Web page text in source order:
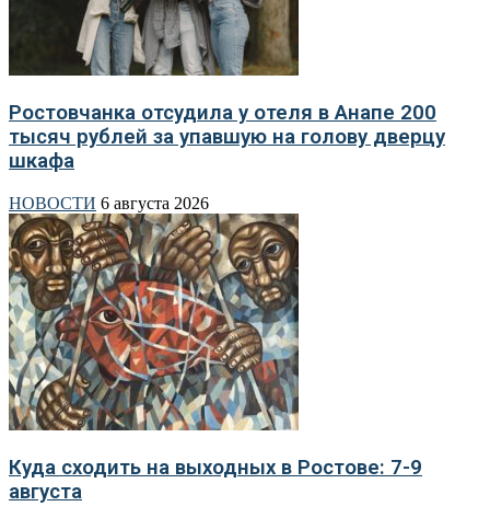
Ростовчанка отсудила у отеля в Анапе 200
тысяч рублей за упавшую на голову дверцу
шкафа
НОВОСТИ 6 августа 2026
Куда сходить на выходных в Ростове: 7-9
августа